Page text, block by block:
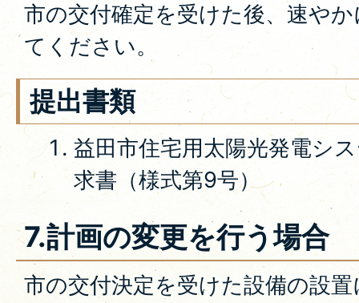
市の交付確定を受けた後、速や
てください。
提出書類
益田市住宅用太陽光発電シ
求書（様式第9号）
7.計画の変更を行う場合
市の交付決定を受けた設備の設